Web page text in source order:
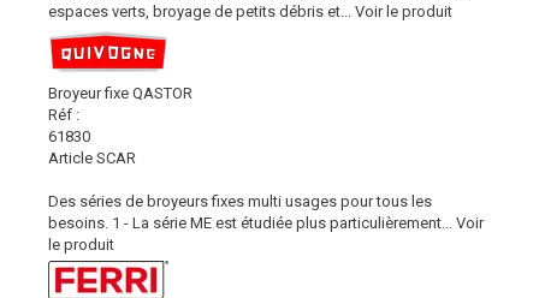
espaces verts, broyage de petits débris et...
Voir le produit
Broyeur fixe QASTOR
Réf :
61830
Article SCAR
Des séries de broyeurs fixes multi usages pour tous les
besoins. 1 - La série ME est étudiée plus particulièrement...
Voir
le produit